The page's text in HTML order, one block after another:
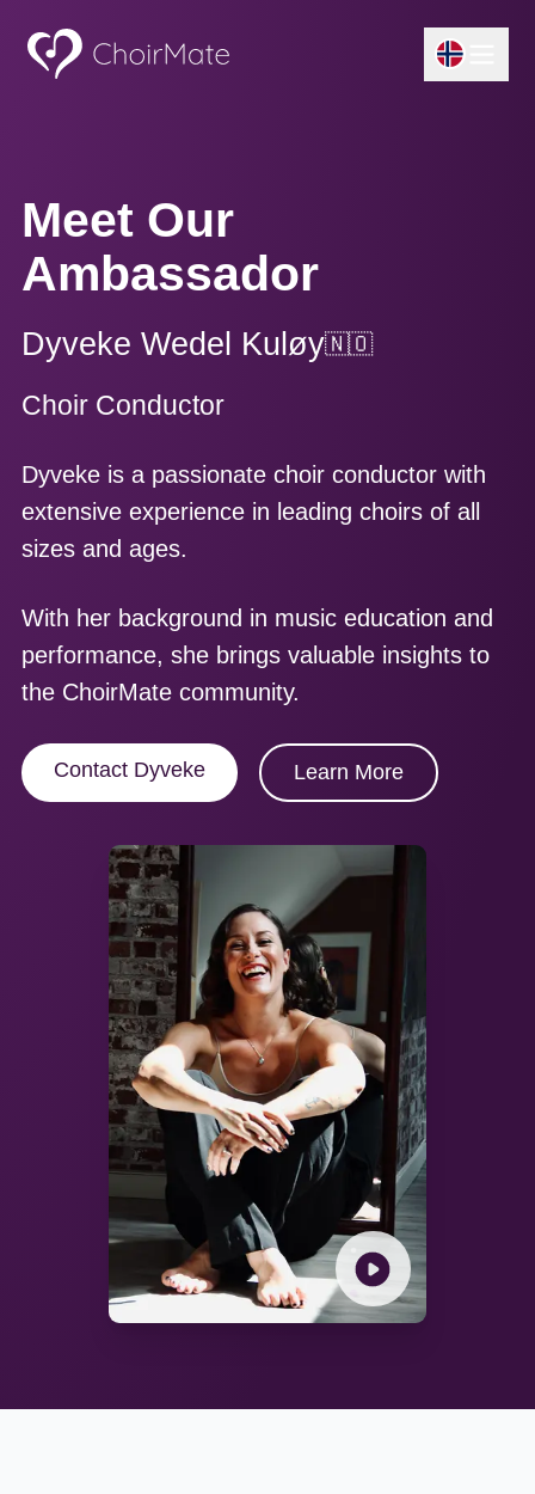
Meet Our
Ambassador
Dyveke Wedel Kuløy🇳🇴
Choir Conductor
Dyveke is a passionate choir conductor with
extensive experience in leading choirs of all
sizes and ages.
With her background in music education and
performance, she brings valuable insights to
the ChoirMate community.
Contact Dyveke Learn More